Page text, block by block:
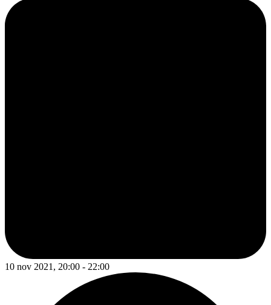
10 nov 2021, 20:00 - 22:00